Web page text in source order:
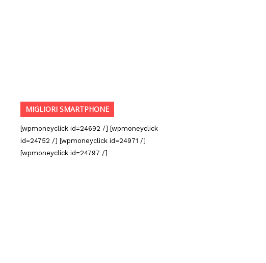
MIGLIORI SMARTPHONE
[wpmoneyclick id=24692 /] [wpmoneyclick
id=24752 /] [wpmoneyclick id=24971 /]
[wpmoneyclick id=24797 /]